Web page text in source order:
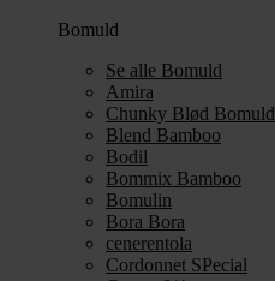
Bomuld
Se alle Bomuld
Amira
Chunky Blød Bomuld
Blend Bamboo
Bodil
Bommix Bamboo
Bomulin
Bora Bora
cenerentola
Cordonnet SPecial